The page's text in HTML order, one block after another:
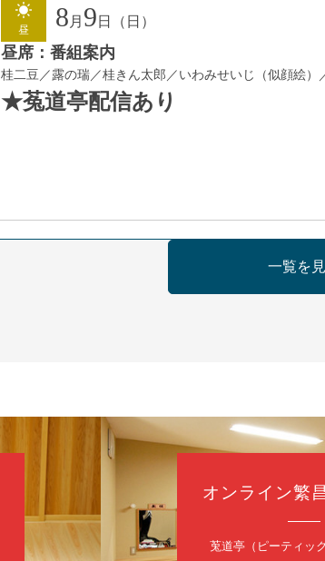
昼 8 月 9 日（日）
昼席：番組案内
桂二豆／露の瑞／桂きん太郎／いわみせいじ（似顔絵
★菟道亭配信あり
昼 10 日（月）
昼席：番組案内
一覧を
オンライン繁
莵道亭（ピーティッ